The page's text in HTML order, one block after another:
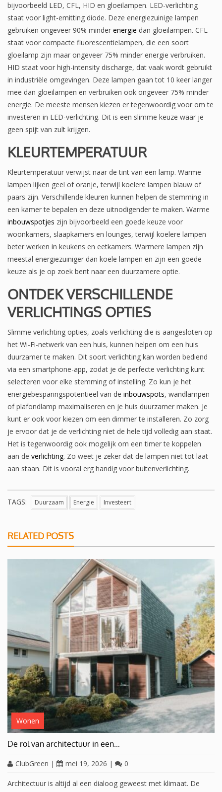
bijvoorbeeld LED, CFL, HID en gloeilampen. LED-verlichting
staat voor light-emitting diode. Deze energiezuinige lampen
gebruiken ongeveer 90% minder energie dan gloeilampen. CFL
staat voor compacte fluorescentielampen, die een soort
gloeilamp zijn maar ongeveer 75% minder energie verbruiken.
HID staat voor high-intensity discharge, dat vaak wordt gebruikt
in industriële omgevingen. Deze lampen gaan tot 10 keer langer
mee dan gloeilampen en verbruiken ook ongeveer 75% minder
energie. De meeste mensen kiezen er tegenwoordig voor om te
investeren in LED-verlichting. Dit is een slimme keuze waar je
geen spijt van zult krijgen.
KLEURTEMPERATUUR
Kleurtemperatuur verwijst naar de tint van een lamp. Warme
lampen lijken geel of oranje, terwijl koelere lampen blauw of
paars zijn. Verschillende kleuren kunnen helpen de stemming in
een kamer te bepalen en deze uitnodigender te maken. Warme
inbouwspotjes zijn bijvoorbeeld een goede keuze voor
woonkamers, slaapkamers en lounges, terwijl koelere lampen
beter werken in keukens en eetkamers. Warmere lampen zijn
meestal energiezuiniger dan koele lampen en zijn een goede
keuze als je op zoek bent naar een duurzamere optie.
ONTDEK VERSCHILLENDE
VERLICHTINGS OPTIES
Slimme verlichting opties, zoals verlichting die is aangesloten op
het Wi-Fi-netwerk van een huis, kunnen helpen om een huis
duurzamer te maken. Dit soort verlichting kan worden bediend
via een smartphone-app, zodat je de perfecte verlichting kunt
selecteren voor elke stemming of instelling. Zo kun je het
energiebesparingspotentieel van de inbouwspots, wandlampen
of plafondlamp maximaliseren en je huis duurzamer maken. Je
kunt er ook voor kiezen om een dimmer te installeren. Zo zorg
je ervoor dat je de verlichting niet de hele tijd volledig aan staat.
Het is tegenwoordig ook mogelijk om een timer te koppelen
aan de verlichting. Zo weet je zeker dat de lampen niet tot laat
aan staan. Dit is vooral erg handig voor buitenverlichting.
TAGS: Duurzaam Energie Investeert
RELATED POSTS
Wonen
De rol van architectuur in een…
ClubGreen | mei 19, 2026 | 0
Architectuur is altijd al een dialoog geweest met klimaat. De